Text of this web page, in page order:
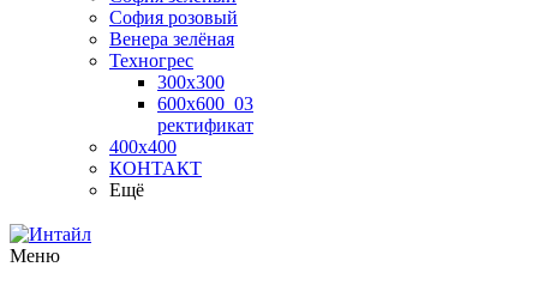
София розовый
Венера зелёная
Техногрес
300х300
600х600_03
ректификат
400х400
КОНТАКТ
Ещё
Меню